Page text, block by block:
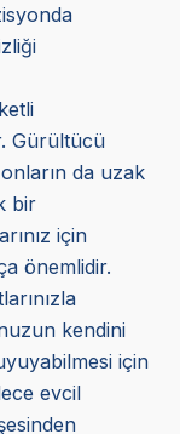
Gürültücü
da uzak
bir
için
önemlidir.
kendini
için
evcil